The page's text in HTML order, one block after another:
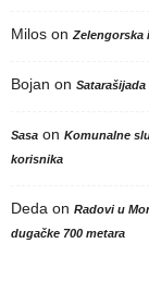
Milos on Zelengorska
Bojan on
Sasa on Komunalne
korisnika
Deda on Radovi u
dugačke 700 metara